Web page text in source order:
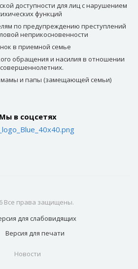
доступности для лиц с нарушением
функций
по предупреждению преступлений
неприкосновенности
в приемной семье
обращения и насилия в отношении
мамы и папы (замещающей семьи)
Мы в соцсетях
Все права защищены.
для слабовидящих
Версия для печати
Новости